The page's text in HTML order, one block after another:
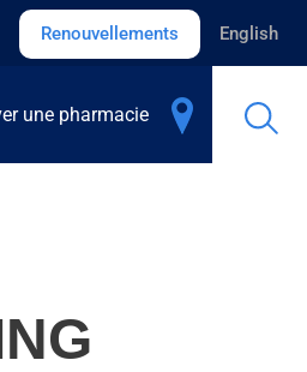
Renouvellements English
une pharmacie